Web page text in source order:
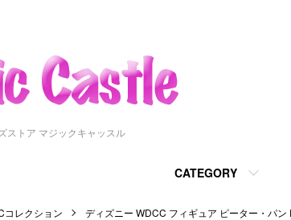
ストア マジックキャッスル
CATEGORY
コレクション ディズニー WDCC フィギュア ピーター・パン